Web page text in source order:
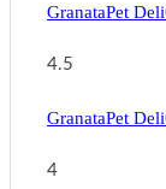
GranataPet
4.5
GranataPet
4